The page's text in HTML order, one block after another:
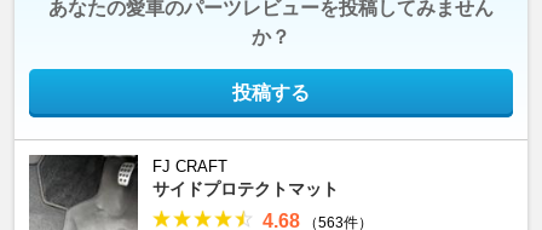
あなたの愛車のパーツレビューを投稿してみません
か？
投稿する
FJ CRAFT
サイドプロテクトマット
4.68 （563件）